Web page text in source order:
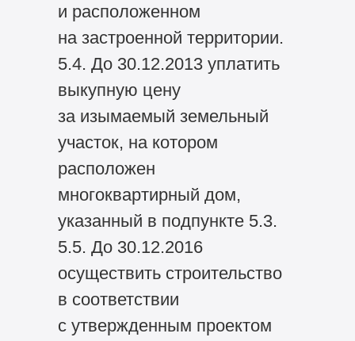
и расположенном
на застроенной территории.
5.4. До 30.12.2013 уплатить
выкупную цену
за изымаемый земельный
участок, на котором
расположен
многоквартирный дом,
указанный в подпункте 5.3.
5.5. До 30.12.2016
осуществить строительство
в соответствии
с утвержденным проектом